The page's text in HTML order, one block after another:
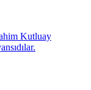
Kutluay